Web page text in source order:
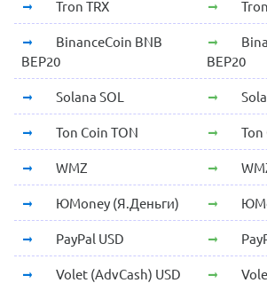
Tron TRX
BinanceCoin BNB
BEP20
BEP20
Solana SOL
Ton Coin TON Ton
WMZ
ЮMoney (Я.Деньги)
PayPal USD
Volet (AdvCash) USD